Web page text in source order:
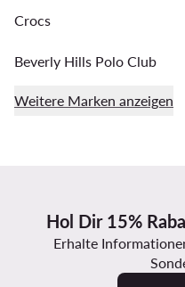
Crocs
Beverly Hills Polo Club
Weitere Marken anzeigen
Hol Dir 15%
Erhalte